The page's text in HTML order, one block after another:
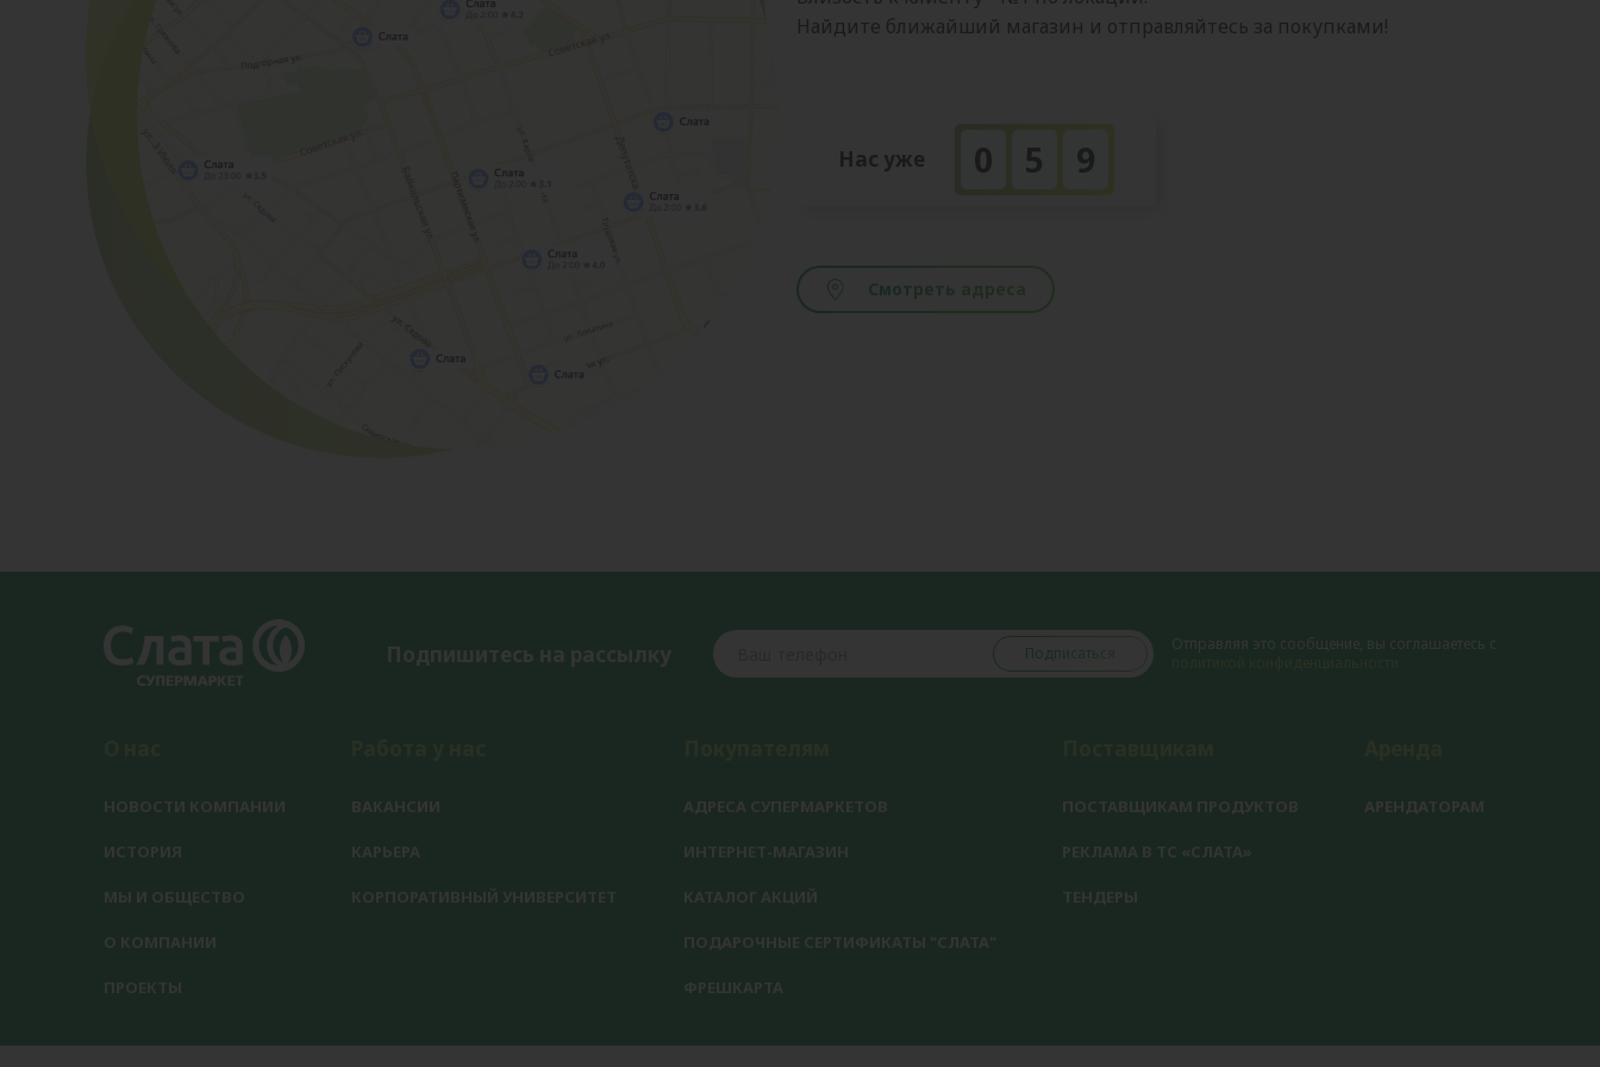
Найдите ближайший магазин и отправляйтесь за покупками!
Нас уже 0 5 9
Смотреть адреса
Подпишитесь на рассылку Подписаться
Отправляя это сообщение, вы соглашаетесь с
НОВОСТИ КОМПАНИИ
ИСТОРИЯ
МЫ И ОБЩЕСТВО
О КОМПАНИИ
ПРОЕКТЫ
ВАКАНСИИ
КАРЬЕРА
КОРПОРАТИВНЫЙ УНИВЕРСИТЕТ
АДРЕСА СУПЕРМАРКЕТОВ
ИНТЕРНЕТ-МАГАЗИН
КАТАЛОГ АКЦИЙ
ПОДАРОЧНЫЕ СЕРТИФИКАТЫ "СЛАТА"
ФРЕШКАРТА
ПОСТАВЩИКАМ ПРОДУКТОВ
РЕКЛАМА В ТС «СЛАТА»
ТЕНДЕРЫ
АРЕНДАТОРАМ